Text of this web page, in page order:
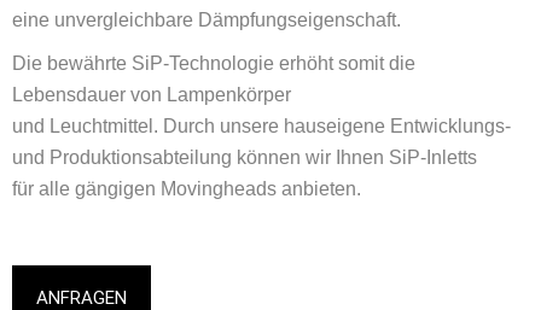
eine unvergleichbare Dämpfungseigenschaft.
Die bewährte SiP-Technologie erhöht somit die
Lebensdauer von Lampenkörper
und Leuchtmittel. Durch unsere hauseigene Entwicklungs-
und Produktionsabteilung können wir Ihnen SiP-Inletts
für alle gängigen Movingheads anbieten.
ANFRAGEN